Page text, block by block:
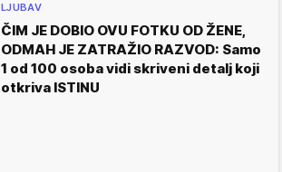
LJUBAV
ČIM JE DOBIO OVU FOTKU OD ŽENE,
ODMAH JE ZATRAŽIO RAZVOD: Samo
1 od 100 osoba vidi skriveni detalj koji
otkriva ISTINU